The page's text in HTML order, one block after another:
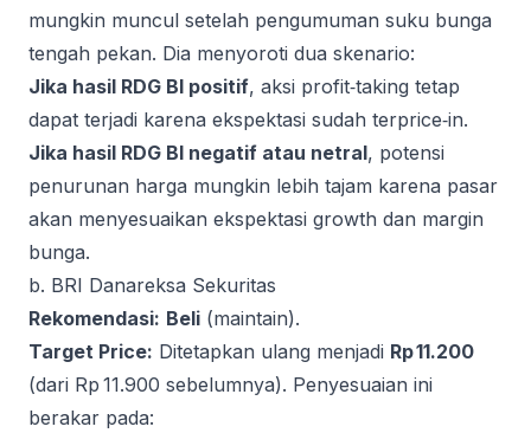
mungkin muncul setelah pengumuman suku bunga
tengah pekan. Dia menyoroti dua skenario:
Jika hasil RDG BI positif, aksi profit‑taking tetap
dapat terjadi karena ekspektasi sudah terprice‑in.
Jika hasil RDG BI negatif atau netral, potensi
penurunan harga mungkin lebih tajam karena pasar
akan menyesuaikan ekspektasi growth dan margin
bunga.
b. BRI Danareksa Sekuritas
Rekomendasi: Beli (maintain).
Target Price: Ditetapkan ulang menjadi Rp 11.200
(dari Rp 11.900 sebelumnya). Penyesuaian ini
berakar pada: